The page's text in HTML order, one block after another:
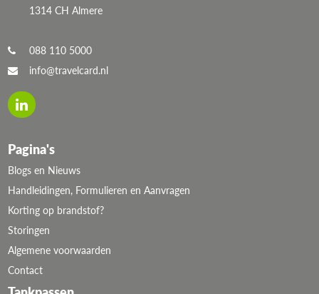
1314 CH Almere
088 110 5000
info@travelcard.nl
Pagina's
Blogs en Nieuws
Handleidingen, Formulieren en Aanvragen
Korting op brandstof?
Storingen
Algemene voorwaarden
Contact